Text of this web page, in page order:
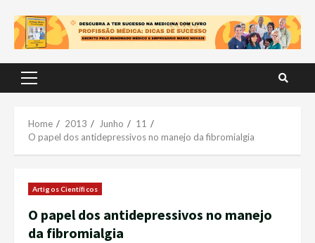
Primary
Home 2013 Junho
11
O papel dos antidepressivos no manejo da fibromialgia
Artigos Científicos
O papel dos antidepressivos no manejo
da fibromialgia